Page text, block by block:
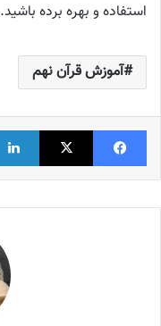
استفاده و بهره برده باشید.
آموزش قرآن نهم
فیس بوک X